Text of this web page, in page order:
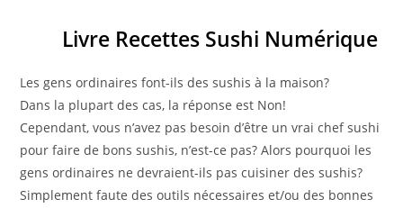
Livre Recettes Sushi Numérique
Les gens ordinaires font-ils des sushis à la maison?
Dans la plupart des cas, la réponse est Non!
Cependant, vous n’avez pas besoin d’être un vrai chef sushi
pour faire de bons sushis, n’est-ce pas? Alors pourquoi les
gens ordinaires ne devraient-ils pas cuisiner des sushis?
Simplement faute des outils nécessaires et/ou des bonnes